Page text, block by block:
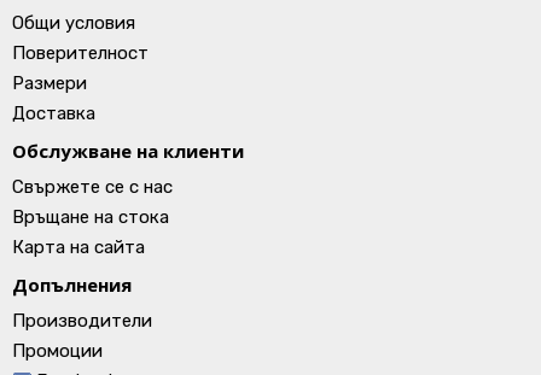
Общи условия
Поверителност
Размери
Доставка
Обслужване на клиенти
Свържете се с нас
Връщане на стока
Карта на сайта
Допълнения
Производители
Промоции